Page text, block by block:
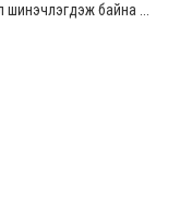
байна ...